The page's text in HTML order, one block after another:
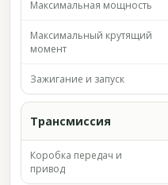
Максимальная мощность
Максимальный крутящий
момент
Зажигание и запуск
Трансмиссия
Коробка передач и
привод